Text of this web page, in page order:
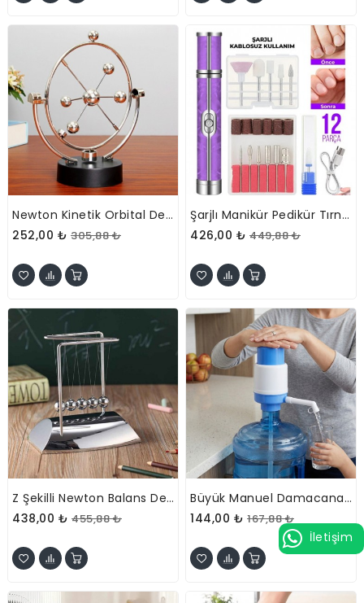
Newton Kinetik Orbital Denge Topları
252,00 ₺ 305,88 ₺
Şarjlı Manikür Pedikür Tırnak Bakım Seti
426,00 ₺ 449,88 ₺
Z Şekilli Newton Balans Denge Topu
438,00 ₺ 455,88 ₺
Büyük Manuel Damacana Su Pompası
144,00 ₺ 167,88 ₺
İletişim